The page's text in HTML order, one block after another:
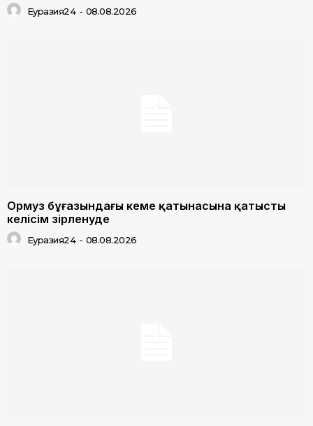
Еуразия24 - 08.08.2026
Ормуз бұғазындағы кеме қатынасына қатысты
келісім әзірленуде
Еуразия24 - 08.08.2026